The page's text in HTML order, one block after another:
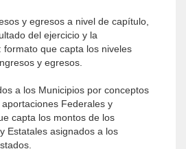
y egresos a nivel de capítulo,
del ejercicio y la
formato que capta los niveles
y egresos.
a los Municipios por conceptos
Federales y
capta los montos de los
Estatales asignados a los